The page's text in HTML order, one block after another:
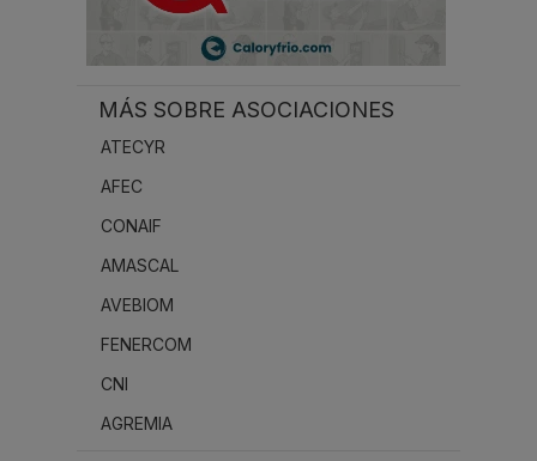
MÁS SOBRE ASOCIACIONES
ATECYR
AFEC
CONAIF
AMASCAL
AVEBIOM
FENERCOM
CNI
AGREMIA